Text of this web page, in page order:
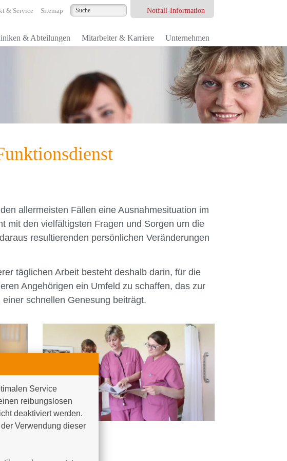
& Service Sitemap Notfall-Information
& Abteilungen Mitarbeiter & Karriere Unternehmen
allermeisten Fällen eine Ausnahmesituation im
mit den vielfältigsten Fragen und Sorgen um die
resultierenden persönlichen Veränderungen
täglichen Arbeit besteht deshalb darin, für die
Angehörigen ein Umfeld zu schaffen, das zur
schnellen Genesung beiträgt.
Service
reibungslosen
deaktiviert werden.
Verwendung dieser